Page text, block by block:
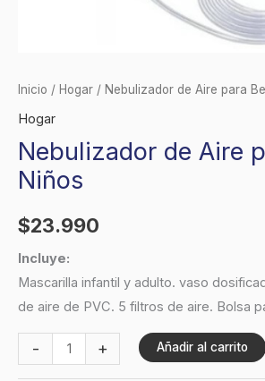
Inicio / Hogar / Nebulizador de Aire para
Hogar
Nebulizador de Aire
Niños
$23.990
Incluye:
Mascarilla infantil y adulto. vaso
de aire de PVC. 5 filtros de aire. Bolsa
- + Añadir al carrito